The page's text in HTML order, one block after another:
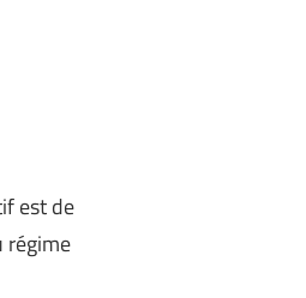
est de
régime